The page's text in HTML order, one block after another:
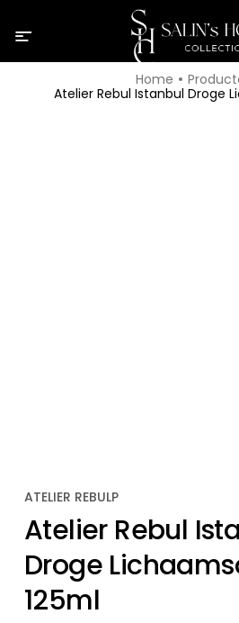
Home
Atelier Rebul Istanbul Droge
ATELIER REBULP
Atelier Rebul
Droge
125ml